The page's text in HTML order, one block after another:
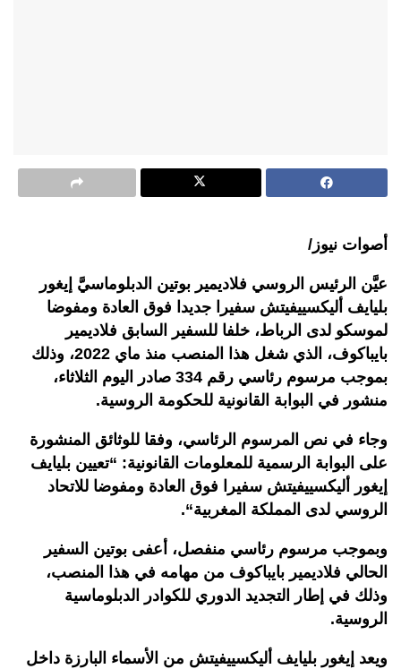
أصوات نيوز/
عيَّن الرئيس الروسي فلاديمير بوتين الدبلوماسيَّ إيغور
بليايف أليكسييفيتش سفيرا جديدا فوق العادة ومفوضا
لموسكو لدى الرباط، خلفا للسفير السابق فلاديمير
بايباكوف، الذي شغل هذا المنصب منذ ماي 2022، وذلك
بموجب مرسوم رئاسي رقم 334 صادر اليوم الثلاثاء،
منشور في البوابة القانونية للحكومة الروسية.
وجاء في نص المرسوم الرئاسي، وفقا للوثائق المنشورة
على البوابة الرسمية للمعلومات القانونية: “تعيين بليايف
إيغور أليكسييفيتش سفيرا فوق العادة ومفوضا للاتحاد
الروسي لدى المملكة المغربية“.
وبموجب مرسوم رئاسي منفصل، أعفى بوتين السفير
الحالي فلاديمير بايباكوف من مهامه في هذا المنصب،
وذلك في إطار التجديد الدوري للكوادر الدبلوماسية
الروسية.
ويعد إيغور بليايف أليكسييفيتش من الأسماء البارزة داخل